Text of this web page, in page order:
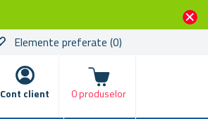
Elemente preferate (0)
Cont client
Coșul
0 produselor